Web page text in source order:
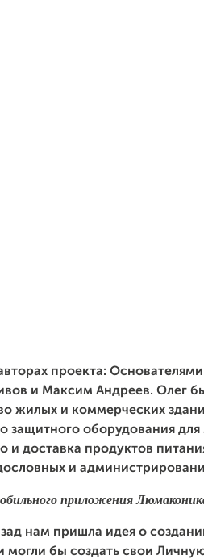
проекта:
и Максим Андреев. Олег
жилых и коммерческих
защитного оборудования
и доставка продуктов
и
приложения
нам пришла идея о
могли бы создать свои